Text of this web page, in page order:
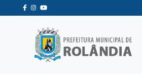
Ir para o conteudo
Ir para o fim do conteudo